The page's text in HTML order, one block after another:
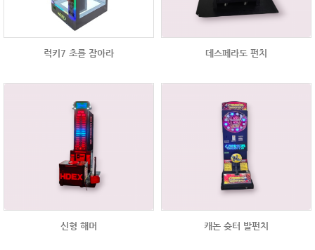
럭키7 초를 잡아라 데스페라도 펀치
신형 해머 캐논 슛터 발펀치